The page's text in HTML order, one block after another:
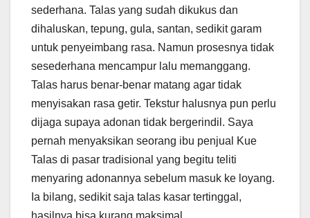
sederhana. Talas yang sudah dikukus dan
dihaluskan, tepung, gula, santan, sedikit garam
untuk penyeimbang rasa. Namun prosesnya tidak
sesederhana mencampur lalu memanggang.
Talas harus benar-benar matang agar tidak
menyisakan rasa getir. Tekstur halusnya pun perlu
dijaga supaya adonan tidak bergerindil. Saya
pernah menyaksikan seorang ibu penjual Kue
Talas di pasar tradisional yang begitu teliti
menyaring adonannya sebelum masuk ke loyang.
Ia bilang, sedikit saja talas kasar tertinggal,